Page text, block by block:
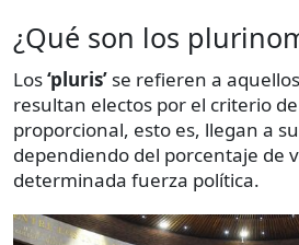
¿Qué son los
Los‘pluris’ se refieren a
resultan electos por el criterio
proporcional, esto es, llegan a
dependiendo del porcentaje de
determinada fuerza política.